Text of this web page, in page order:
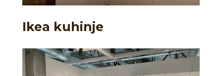
Ikea kuhinje